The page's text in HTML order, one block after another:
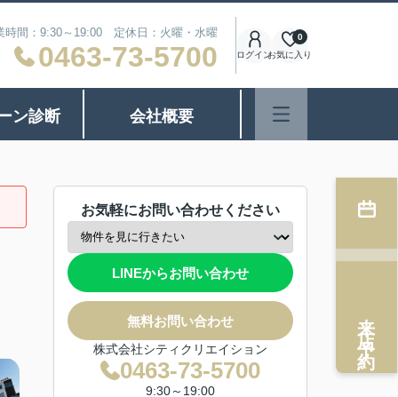
時間：9:30～19:00 定休日：火曜・水曜
0463-73-5700 ログインお気に入り
0
ン診断 会社概要
お気軽にお問い合わせください
LINEからお問い合わせ
無料お問い合わせ
株式会社シティクリエイション
0463-73-5700
9:30～19:00
来店予約